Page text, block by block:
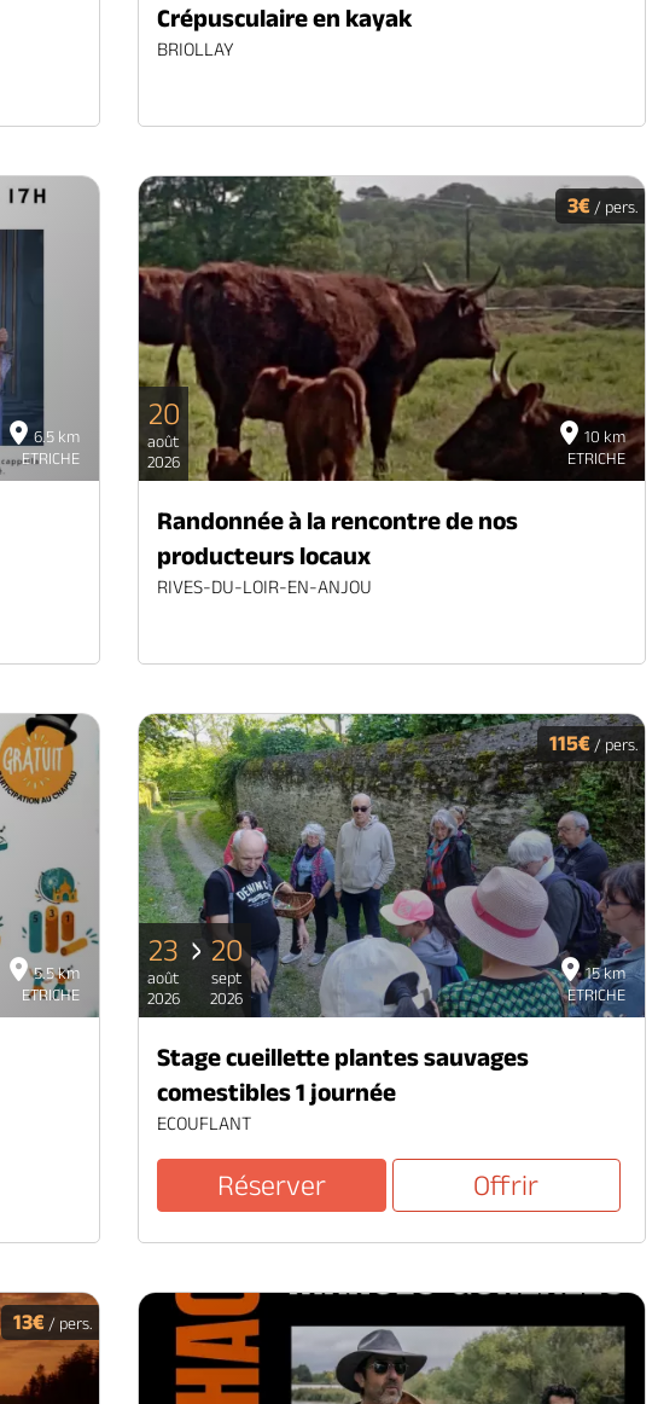
Crépusculaire en kayak
BRIOLLAY
6.5 km
ETRICHE
10 km
ETRICHE
3€/ pers.
20
août
2026
Randonnée à la rencontre de nos
producteurs locaux
RIVES-DU-LOIR-EN-ANJOU
5.5 km
ETRICHE
15 km
ETRICHE
115€/ pers.
23
août
2026
20
sept
2026
Stage cueillette plantes sauvages
comestibles 1 journée
ECOUFLANT
Réserver Offrir
13€ / pers.